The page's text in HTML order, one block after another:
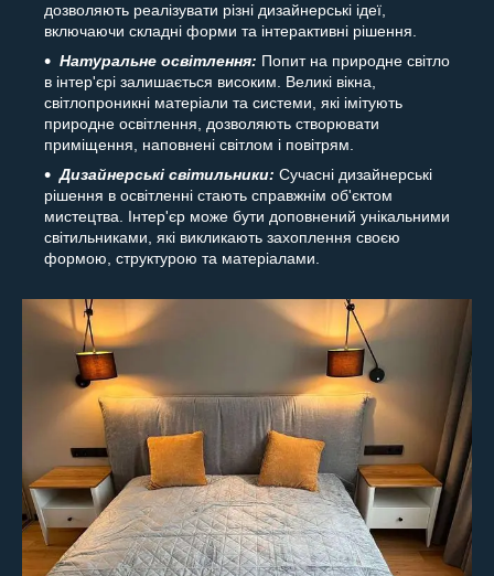
дозволяють реалізувати різні дизайнерські ідеї,
включаючи складні форми та інтерактивні рішення.
Натуральне освітлення: Попит на природне світло
в інтер'єрі залишається високим. Великі вікна,
світлопроникні матеріали та системи, які імітують
природне освітлення, дозволяють створювати
приміщення, наповнені світлом і повітрям.
Дизайнерські світильники: Сучасні дизайнерські
рішення в освітленні стають справжнім об'єктом
мистецтва. Інтер'єр може бути доповнений унікальними
світильниками, які викликають захоплення своєю
формою, структурою та матеріалами.